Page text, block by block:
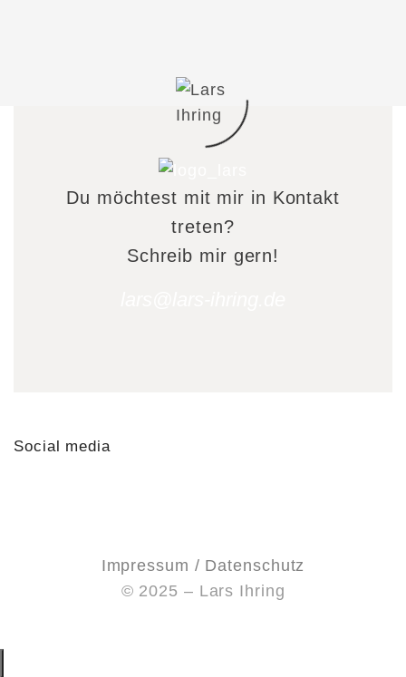
Du möchtest mit mir in Kontakt
treten?
Schreib mir gern!
Social media
Impressum / Datenschutz
© 2025 – Lars Ihring